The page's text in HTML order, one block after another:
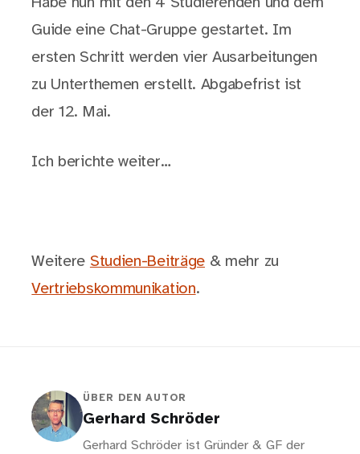
Guide eine Chat-Gruppe gestartet. Im
ersten Schritt werden vier Ausarbeitungen
zu Unterthemen erstellt. Abgabefrist ist
der 12. Mai.
Ich berichte weiter…
Weitere Studien-Beiträge & mehr zu
Vertriebskommunikation.
ÜBER DEN AUTOR
Gerhard Schröder
Gerhard Schröder ist Gründer & GF der